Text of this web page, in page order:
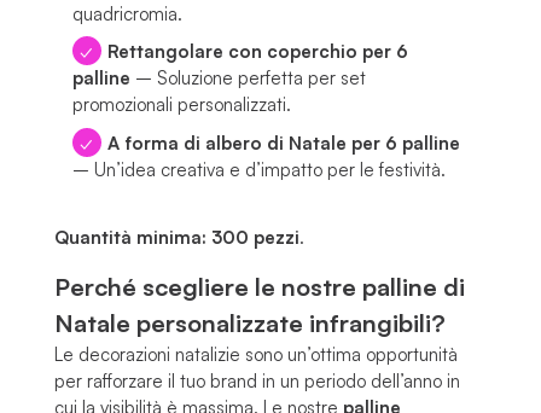
quadricromia.
Rettangolare con coperchio per 6
palline – Soluzione perfetta per set
promozionali personalizzati.
A forma di albero di Natale per 6 palline
– Un’idea creativa e d’impatto per le festività.
Quantità minima: 300 pezzi.
Perché scegliere le nostre palline di
Natale personalizzate infrangibili?
Le decorazioni natalizie sono un’ottima opportunità
per rafforzare il tuo brand in un periodo dell’anno in
cui la visibilità è massima. Le nostre palline